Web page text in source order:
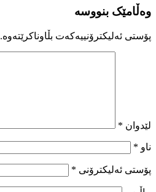
وەڵامێک بنووسە
پۆستی ئەلیکترۆنییەکەت بڵاوناکرێتەوە.
لێدوان *
ناو *
پۆستی ئەلیکترۆنی *